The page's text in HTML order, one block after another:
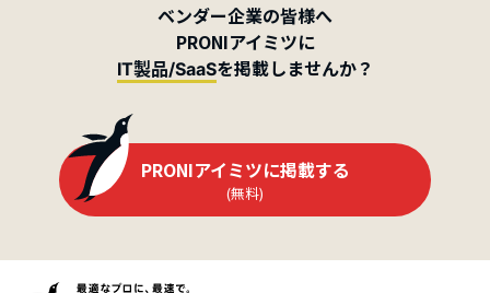
ベンダー企業の皆様へ
PRONIアイミツに
IT製品/SaaSを掲載しませんか？
PRONIアイミツに掲載する
(無料)